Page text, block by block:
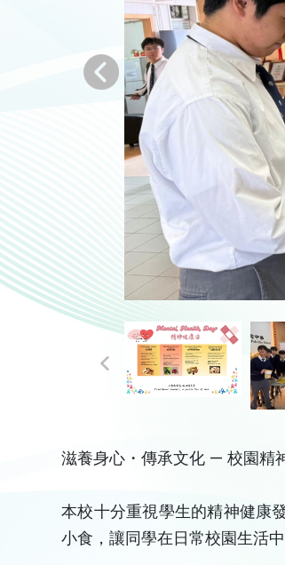
滋養身心・傳承文化 — 校園精
本校十分重視學生的精神健康
小食，讓同學在日常校園生活